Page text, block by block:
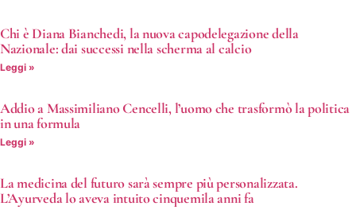
Chi è Diana Bianchedi, la nuova capodelegazione della
Nazionale: dai successi nella scherma al calcio
Leggi »
Addio a Massimiliano Cencelli, l’uomo che trasformò la politica
in una formula
Leggi »
La medicina del futuro sarà sempre più personalizzata.
L’Ayurveda lo aveva intuito cinquemila anni fa